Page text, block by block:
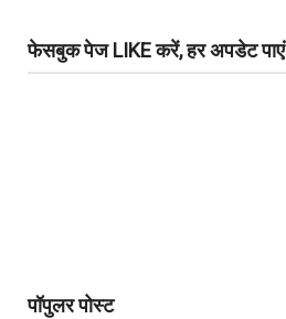
फेसबुक पेज LIKE करें, हर अपडेट पाएं
पॉपुलर पोस्ट